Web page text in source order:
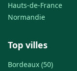
Hauts-de-France
Normandie
Top villes
Bordeaux (50)